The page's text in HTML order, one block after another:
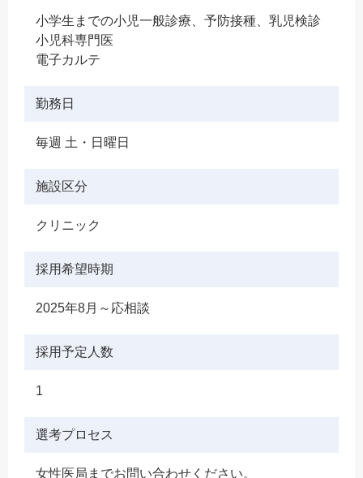
小学生までの小児一般診療、予防接種、乳児検診
小児科専門医
電子カルテ
勤務日
毎週 土・日曜日
施設区分
クリニック
採用希望時期
2025年8月～応相談
採用予定人数
1
選考プロセス
女性医局までお問い合わせください。